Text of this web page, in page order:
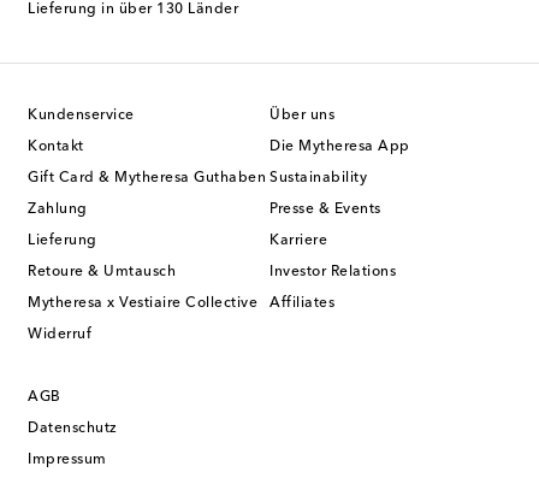
Lieferung in über 130 Länder
Kundenservice
Kontakt
Gift Card & Mytheresa Guthaben
Zahlung
Lieferung
Retoure & Umtausch
Mytheresa x Vestiaire Collective
Widerruf
Über uns
Die Mytheresa App
Sustainability
Presse & Events
Karriere
Investor Relations
Affiliates
AGB
Datenschutz
Impressum